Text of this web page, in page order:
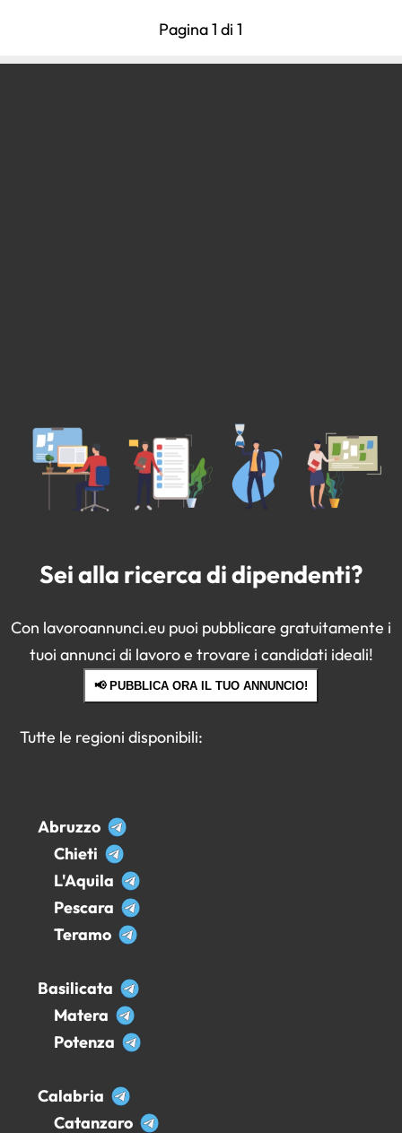
Pagina 1 di 1
Sei alla ricerca di dipendenti?
Con lavoroannunci.eu puoi pubblicare gratuitamente i
tuoi annunci di lavoro e trovare i candidati ideali!
📢 PUBBLICA ORA IL TUO ANNUNCIO!
Tutte le regioni disponibili:
Abruzzo
Chieti
L'Aquila
Pescara
Teramo
Basilicata
Matera
Potenza
Calabria
Catanzaro